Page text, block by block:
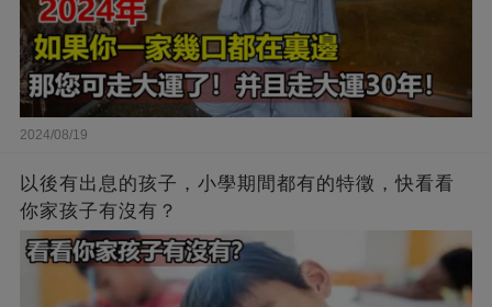
2024/08/19
以後有出息的孩子，小學期間都有的特徵，快看看
你家孩子有沒有？